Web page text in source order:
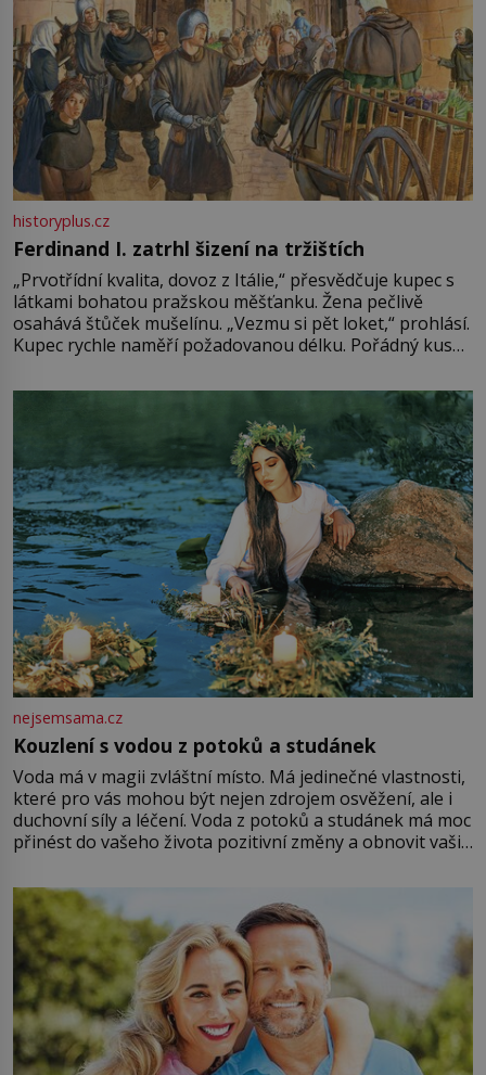
historyplus.cz
Ferdinand I. zatrhl šizení na tržištích
„Prvotřídní kvalita, dovoz z Itálie,“ přesvědčuje kupec s
látkami bohatou pražskou měšťanku. Žena pečlivě
osahává štůček mušelínu. „Vezmu si pět loket,“ prohlásí.
Kupec rychle naměří požadovanou délku. Pořádný kus
milostpaní. Stačí jenom na sukni,“ zhodnotí švadlena
množství růžového mušelínu. „Ošidili vás, podívejte.“
Vezme do ruky dřevěnou
nejsemsama.cz
Kouzlení s vodou z potoků a studánek
Voda má v magii zvláštní místo. Má jedinečné vlastnosti,
které pro vás mohou být nejen zdrojem osvěžení, ale i
duchovní síly a léčení. Voda z potoků a studánek má moc
přinést do vašeho života pozitivní změny a obnovit vaši
můžete obohatit své rituály a přinést do svého života
větší harmonii a klid. Je důležité